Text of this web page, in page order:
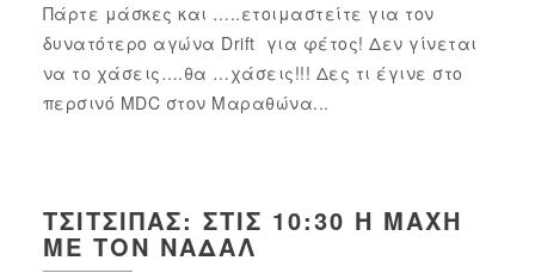
Πάρτε μάσκες και …..ετοιμαστείτε για τον
δυνατότερο αγώνα Drift για φέτος! Δεν γίνεται
να το χάσεις….θα …χάσεις!!! Δες τι έγινε στο
περσινό MDC στον Μαραθώνα...
ΤΣΙΤΣΙΠΆΣ: ΣΤΙΣ 10:30 Η ΜΆΧΗ
ΜΕ ΤΟΝ ΝΑΔΆΛ